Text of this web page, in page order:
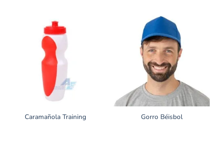
Caramañola Training Gorro Béisbol